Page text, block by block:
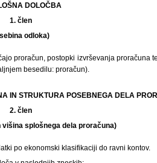
DOLOČBA
1. člen
odloka)
proračun, postopki izvrševanja proračuna
besedilu: proračun).
IN STRUKTURA POSEBNEGA DELA
2. člen
splošnega dela proračuna)
po ekonomski klasifikaciji do ravni kontov.